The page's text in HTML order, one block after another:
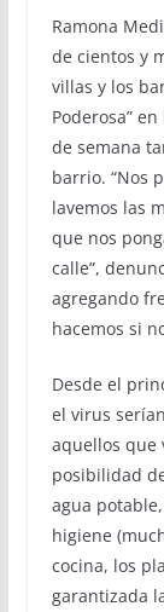
Ramona
de cientos y
villas y los
Poderosa”
de semana
barrio. “Nos
lavemos las
que nos
calle”,
agregando
hacemos si
Desde el
el virus
aquellos que
posibilidad
agua
higiene
cocina, los
garantizada